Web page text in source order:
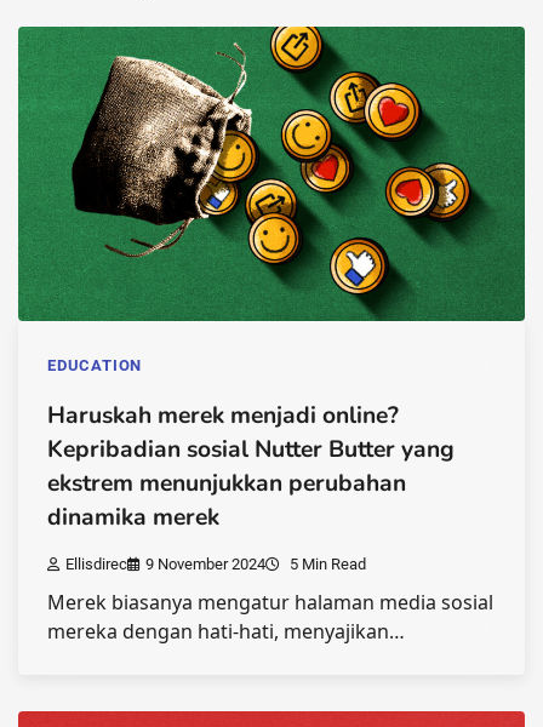
EDUCATION
Haruskah merek menjadi online?
Kepribadian sosial Nutter Butter yang
ekstrem menunjukkan perubahan
dinamika merek
Ellisdirec 9 November 2024 5 Min Read
Merek biasanya mengatur halaman media sosial
mereka dengan hati-hati, menyajikan…